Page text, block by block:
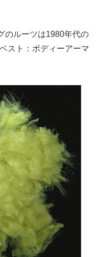
のルーツは1980年代の
スト：ボディーアーマ